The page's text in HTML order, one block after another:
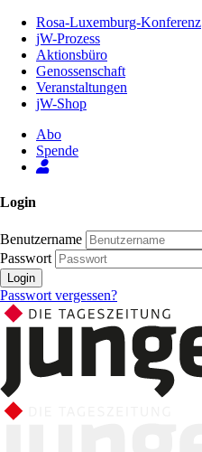
Inhalt
Seite
Rosa-Luxemburg-Konferenz
jW-Prozess
Aktionsbüro
Genossenschaft
Veranstaltungen
jW-Shop
Abo
Spende
Login
Benutzername
Passwort
Login
Passwort vergessen?